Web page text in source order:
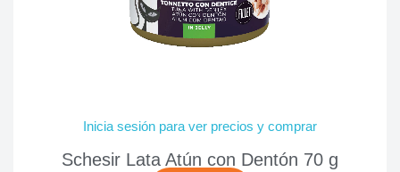
Inicia sesión para ver precios y comprar
Schesir Lata Atún con Dentón 70 g